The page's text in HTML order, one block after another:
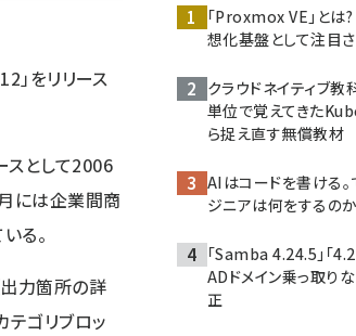
」をリリース
スとして2006
には企業間商
る。
出力箇所の詳
テゴリブロッ
「Proxmox VE」と
想化基盤として注目
クラウドネイティブ教
単位で覚えてきた
ら捉え直す無償教材
AIはコードを書ける。
ジニアは何をするのか
「Samba 4.24.5」「
ADドメイン乗っ取り
正